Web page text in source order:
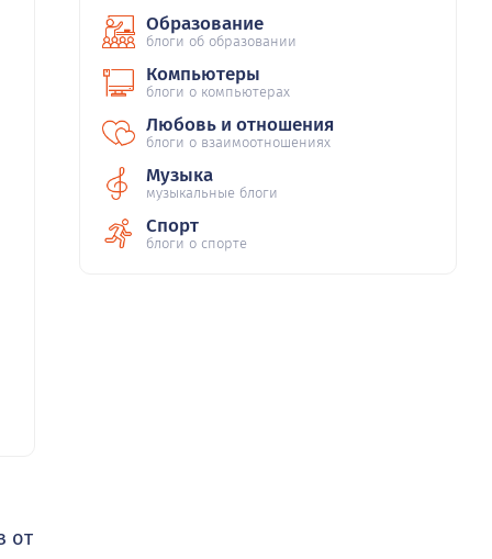
от
Образование
блоги об образовании
Компьютеры
блоги о компьютерах
Любовь и отношения
блоги о взаимоотношениях
Музыка
музыкальные блоги
Спорт
блоги о спорте